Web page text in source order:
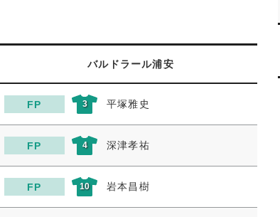
バルドラール浦安
FP 3 平塚雅史
FP 4 深津孝祐
FP 10 岩本昌樹